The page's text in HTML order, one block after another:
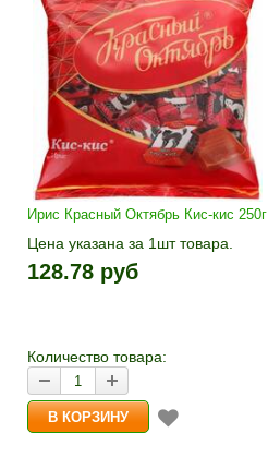
Ирис Красный Октябрь Кис-кис 250г
Цена указана за 1шт товара.
1шт прибавляется кнопками «+»
и «-». Выберите нужное
128.78 руб
Количество товара: